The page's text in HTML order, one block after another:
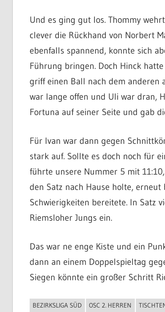
Und es ging gut los. Thommy
clever die Rückhand von Norbert
ebenfalls spannend, konnte sich
Führung bringen. Doch Hinck
griff einen Ball nach dem anderen
war lange offen und Uli war dran,
Fortuna auf seiner Seite und gab
Für Ivan war dann gegen
stark auf. Sollte es doch noch für
führte unsere Nummer 5 mit
den Satz nach Hause holte,
Schwierigkeiten bereitete. In Satz
Riemsloher Jungs ein.
Das war ne enge Kiste und ein
dann an einem Doppelspieltag
Siegen könnte ein großer Schritt
ALLGEMEIN
BEZIRKSLIGA SÜD OSC 2. HERREN